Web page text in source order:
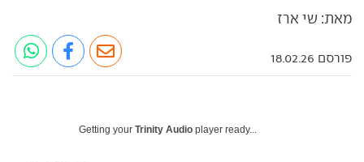
מאת: שי ארז
פורסם 18.02.26
Getting your Trinity Audio player ready...